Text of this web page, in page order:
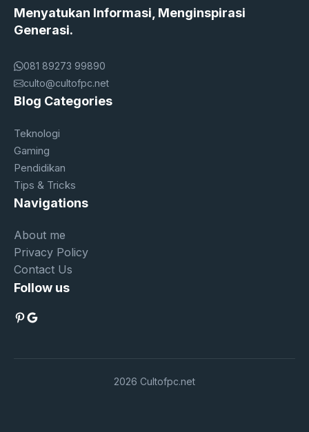
Menyatukan Informasi, Menginspirasi
Generasi.
081 89273 99890
culto@cultofpc.net
Blog Categories
Teknologi
Gaming
Pendidikan
Tips & Tricks
Navigations
About me
Privacy Policy
Contact Us
Follow us
Pinterest
Google
2026 Cultofpc.net